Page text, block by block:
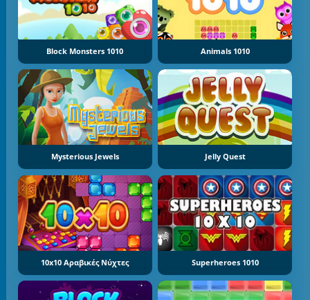
Block Monsters 1010 Animals 1010
Mysterious Jewels Jelly Quest
10x10 Αραβικές Νύχτες Superheroes 1010